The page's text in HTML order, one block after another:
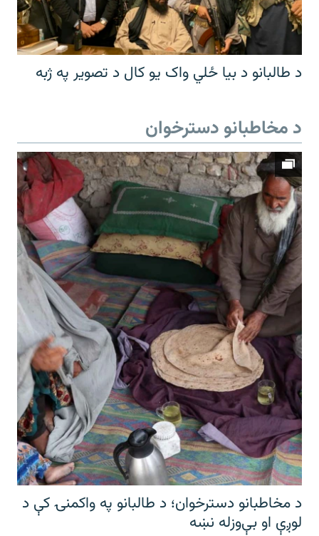
د طالبانو د بیا ځلي واک یو کال د تصویر په ژبه
د مخاطبانو دسترخوان
د مخاطبانو دسترخوان؛ د طالبانو په واکمنۍ کې د
لوږې او بې‌وزله نښه